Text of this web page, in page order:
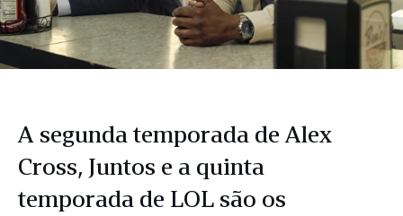
A segunda temporada de Alex
Cross, Juntos e a quinta
temporada de LOL são os